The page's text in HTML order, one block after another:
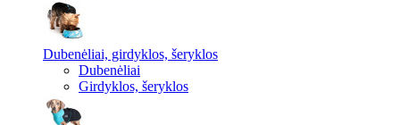
Dubenėliai, girdyklos, šeryklos
Dubenėliai
Girdyklos, šeryklos